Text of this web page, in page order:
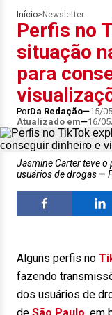
Início> Newsletter
Perfis no
situação
para
PorDa Redação 15/
Atualizado em
16/
Jasmine Carter teve
usuários de drogas
Alguns perfis no
fazendo
dos usuários de